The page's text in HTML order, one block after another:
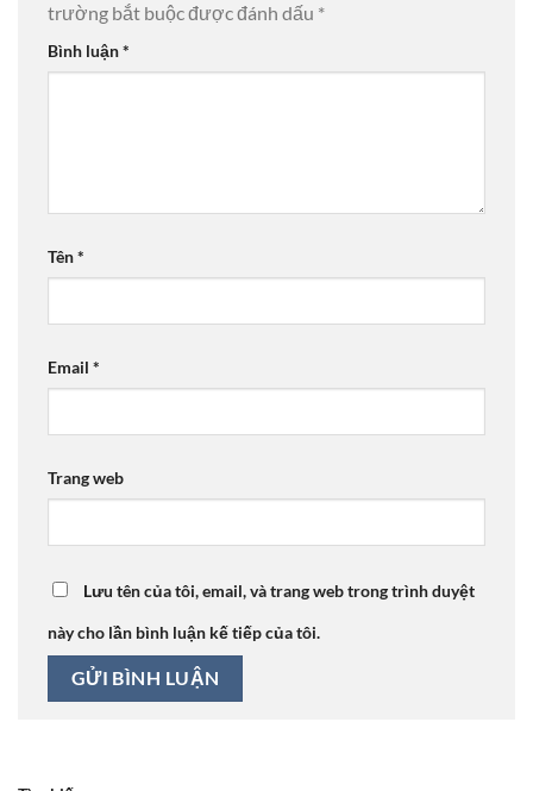
trường bắt buộc được đánh dấu *
Bình luận*
Tên*
Email *
Trang web
Lưu tên của tôi, email, và trang web trong trình duyệt
này cho lần bình luận kế tiếp của tôi.